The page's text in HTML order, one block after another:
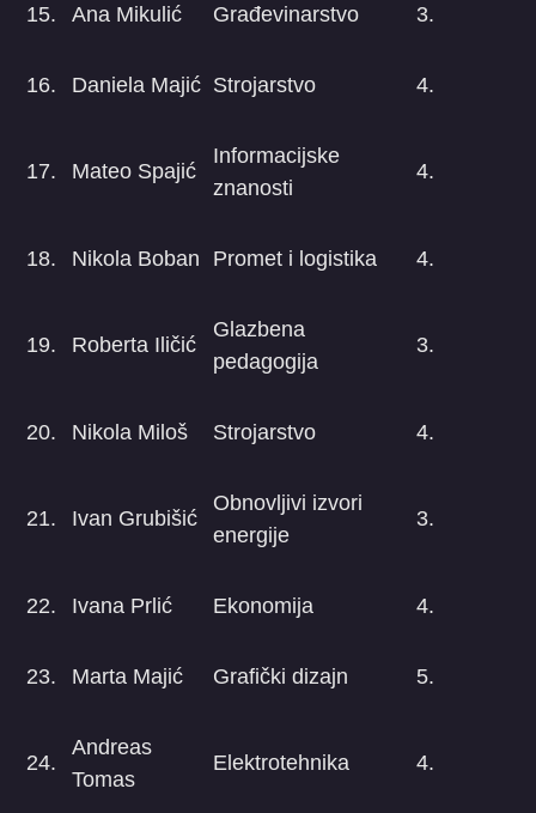
15. Ana Mikulić Građevinarstvo 3.
16. Daniela Majić Strojarstvo 4.
17. Mateo Spajić
Informacijske
znanosti
4.
18. Nikola Boban Promet i logistika 4.
19. Roberta Iličić
Glazbena
pedagogija
3.
20. Nikola Miloš Strojarstvo 4.
21. Ivan Grubišić
Obnovljivi izvori
energije
3.
22. Ivana Prlić Ekonomija 4.
23. Marta Majić Grafički dizajn 5.
24.
Andreas
Tomas
Elektrotehnika 4.